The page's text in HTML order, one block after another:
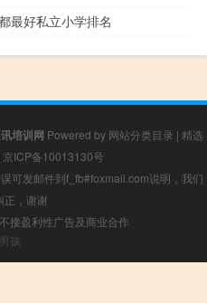
最好私立小学排名
培训网 Powered by 网站分类目录 | 精选
京ICP备10013130号
可发邮件到f_fb#foxmail.com说明，我们
正，谢谢
接盈利性广告及商业合作
孩